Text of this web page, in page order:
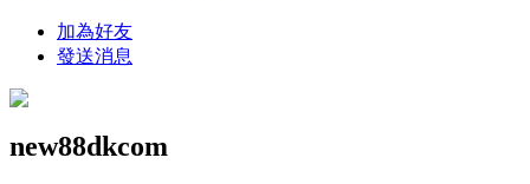
加為好友
發送消息
new88dkcom